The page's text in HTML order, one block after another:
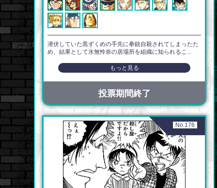
潜伏していた黒ずくめの手先に拳銃自殺されてしまったた
め、結果として水無怜奈の居場所を組織に知られるこ...
もっと見る
投票期間終了
No.176